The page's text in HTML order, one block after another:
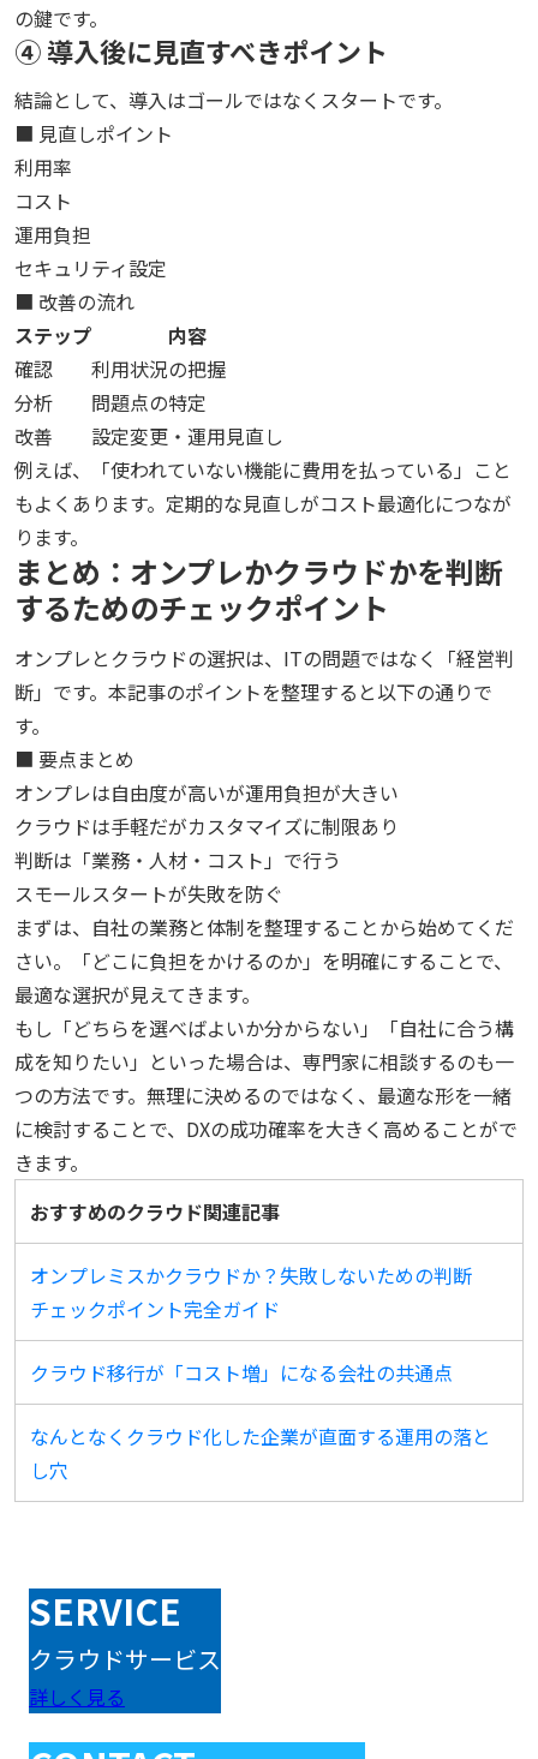
の鍵です。
④ 導入後に見直すべきポイント
結論として、導入はゴールではなくスタートです。
■ 見直しポイント
利用率
コスト
運用負担
セキュリティ設定
■ 改善の流れ
ステップ
内容
確認
利用状況の把握
分析
問題点の特定
改善
設定変更・運用見直し
例えば、「使われていない機能に費用を払っている」こと
もよくあります。定期的な見直しがコスト最適化につなが
ります。
まとめ：オンプレかクラウドかを判断
するためのチェックポイント
オンプレとクラウドの選択は、ITの問題ではなく「経営判
断」です。本記事のポイントを整理すると以下の通りで
す。
■ 要点まとめ
オンプレは自由度が高いが運用負担が大きい
クラウドは手軽だがカスタマイズに制限あり
判断は「業務・人材・コスト」で行う
スモールスタートが失敗を防ぐ
まずは、自社の業務と体制を整理することから始めてくだ
さい。「どこに負担をかけるのか」を明確にすることで、
最適な選択が見えてきます。
もし「どちらを選べばよいか分からない」「自社に合う構
成を知りたい」といった場合は、専門家に相談するのも一
つの方法です。無理に決めるのではなく、最適な形を一緒
に検討することで、DXの成功確率を大きく高めることがで
きます。
おすすめのクラウド関連記事
オンプレミスかクラウドか？失敗しないための判断
チェックポイント完全ガイド
クラウド移行が「コスト増」になる会社の共通点
なんとなくクラウド化した企業が直面する運用の落と
し穴
SERVICE
クラウドサービス
詳しく見る